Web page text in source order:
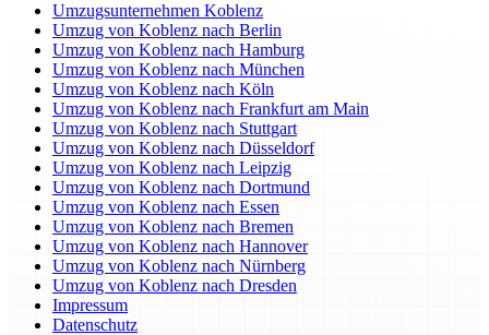
Umzugsunternehmen Koblenz
Umzug von Koblenz nach Berlin
Umzug von Koblenz nach Hamburg
Umzug von Koblenz nach München
Umzug von Koblenz nach Köln
Umzug von Koblenz nach Frankfurt am Main
Umzug von Koblenz nach Stuttgart
Umzug von Koblenz nach Düsseldorf
Umzug von Koblenz nach Leipzig
Umzug von Koblenz nach Dortmund
Umzug von Koblenz nach Essen
Umzug von Koblenz nach Bremen
Umzug von Koblenz nach Hannover
Umzug von Koblenz nach Nürnberg
Umzug von Koblenz nach Dresden
Impressum
Datenschutz